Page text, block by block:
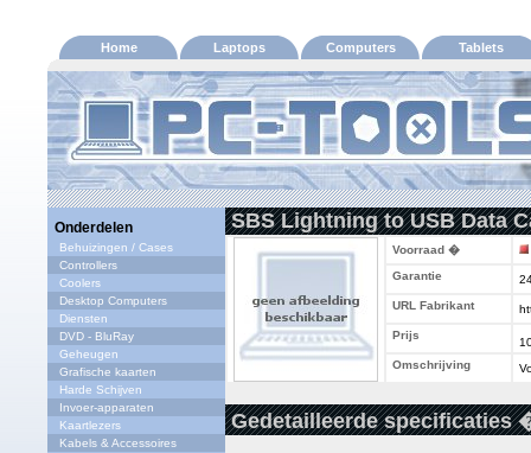
Home Laptops Computers Tablets
Onderdelen
Behuizingen / Cases
Controllers
Coolers
Desktop Computers
Diensten
DVD - BluRay
Geheugen
Grafische kaarten
Harde Schijven
Invoer-apparaten
Kaartlezers
Kabels & Accessoires
SBS Lightning to USB Data
Voorraad �
Garantie
URL Fabrikant
Prijs
Omschrijving
Gedetailleerde specificaties